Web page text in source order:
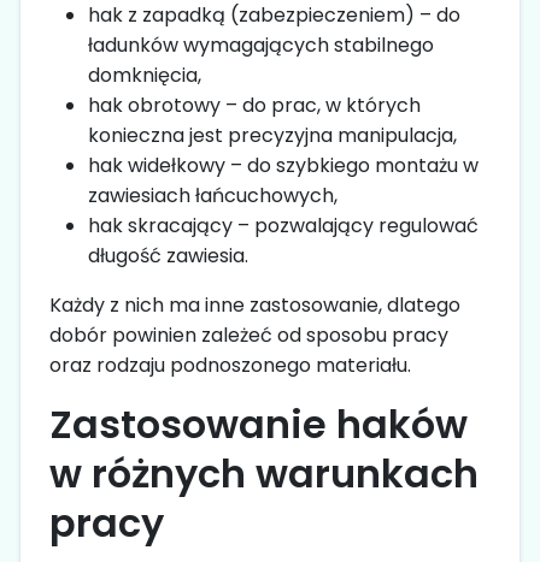
hak z zapadką (zabezpieczeniem) – do
ładunków wymagających stabilnego
domknięcia,
hak obrotowy – do prac, w których
konieczna jest precyzyjna manipulacja,
hak widełkowy – do szybkiego montażu w
zawiesiach łańcuchowych,
hak skracający – pozwalający regulować
długość zawiesia.
Każdy z nich ma inne zastosowanie, dlatego
dobór powinien zależeć od sposobu pracy
oraz rodzaju podnoszonego materiału.
Zastosowanie haków
w różnych warunkach
pracy